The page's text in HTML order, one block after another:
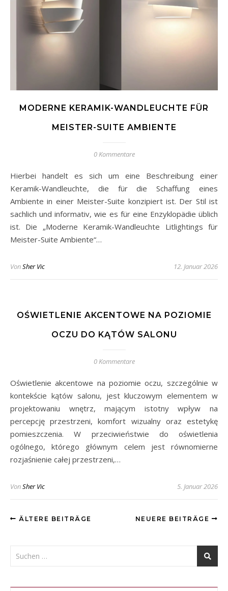
MODERNE KERAMIK-WANDLEUCHTE FÜR
MEISTER-SUITE AMBIENTE
0 Kommentare
Hierbei handelt es sich um eine Beschreibung einer
Keramik-Wandleuchte, die für die Schaffung eines
Ambiente in einer Meister-Suite konzipiert ist. Der Stil ist
sachlich und informativ, wie es für eine Enzyklopädie üblich
ist. Die „Moderne Keramik-Wandleuchte Litlightings für
Meister-Suite Ambiente“…
VonSher Vic 12. Januar 2026
OŚWIETLENIE AKCENTOWE NA POZIOMIE
OCZU DO KĄTÓW SALONU
0 Kommentare
Oświetlenie akcentowe na poziomie oczu, szczególnie w
kontekście kątów salonu, jest kluczowym elementem w
projektowaniu wnętrz, mającym istotny wpływ na
percepcję przestrzeni, komfort wizualny oraz estetykę
pomieszczenia. W przeciwieństwie do oświetlenia
ogólnego, którego głównym celem jest równomierne
rozjaśnienie całej przestrzeni,…
VonSher Vic 5. Januar 2026
ÄLTERE BEITRÄGE NEUERE BEITRÄGE